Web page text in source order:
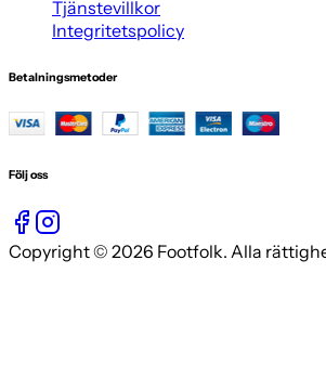
Tjänstevillkor
Integritetspolicy
Betalningsmetoder
Följ oss
Copyright © 2026 Footfolk. Alla